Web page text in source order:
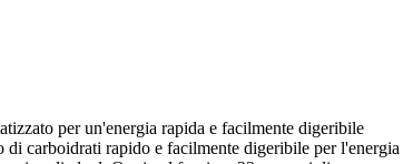
per un'energia rapida e facilmente digeribile
carboidrati rapido e facilmente digeribile per l'energia